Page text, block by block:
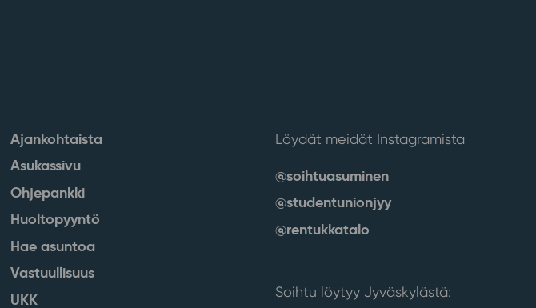
Ajankohtaista
Asukassivu
Ohjepankki
Huoltopyyntö
Hae asuntoa
Vastuullisuus
UKK
Löydät meidät Instagramista
@soihtuasuminen
@studentunionjyy
@rentukkatalo
Soihtu löytyy Jyväskylästä: